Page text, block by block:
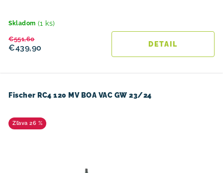
Skladom (1 ks)
€439,90
€551,60
DETAIL
Fischer RC4 120 MV BOA VAC GW 23/24
26 %